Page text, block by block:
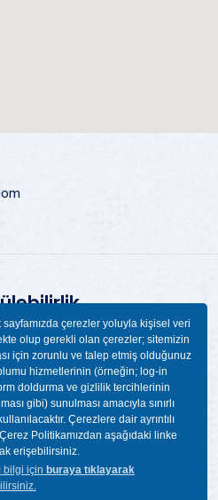
sayfamızda çerezler yoluyla kişisel veri
olup gerekli olan çerezler; sitemizin
için zorunlu ve talep etmiş olduğunuz
hizmetlerinin (örneğin; log-in
doldurma ve gizlilik tercihlerinin
gibi) sunulması amacıyla sınırlı
Çerezlere dair ayrıntılı
Politikamızdan aşağıdaki linke
erişebilirsiniz.
bilgi için buraya tıklayarak